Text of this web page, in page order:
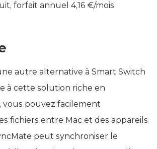
forfait annuel 4,16 €/mois
autre alternative à Smart Switch
à cette solution riche en
vous pouvez facilement
fichiers entre Mac et des appareils
peut synchroniser le